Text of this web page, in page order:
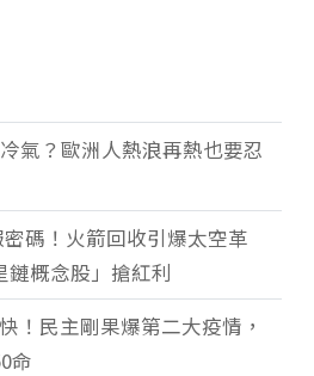
氣？歐洲人熱浪再熱也要忍
碼！火箭回收引爆太空革
鏈概念股」搶紅利
！民主剛果爆第二大疫情，
命